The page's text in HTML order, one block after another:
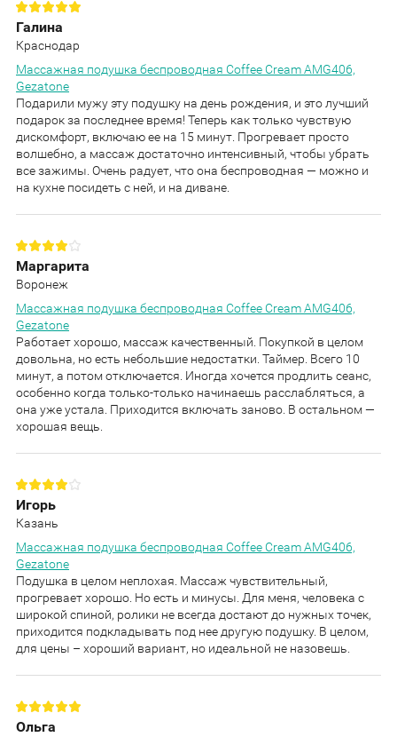
Галина
Краснодар
Массажная подушка беспроводная Coffee Cream AMG406,
Gezatone
Подарили мужу эту подушку на день рождения, и это лучший
подарок за последнее время! Теперь как только чувствую
дискомфорт, включаю ее на 15 минут. Прогревает просто
волшебно, а массаж достаточно интенсивный, чтобы убрать
все зажимы. Очень радует, что она беспроводная — можно и
на кухне посидеть с ней, и на диване.
Маргарита
Воронеж
Массажная подушка беспроводная Coffee Cream AMG406,
Gezatone
Работает хорошо, массаж качественный. Покупкой в целом
довольна, но есть небольшие недостатки. Таймер. Всего 10
минут, а потом отключается. Иногда хочется продлить сеанс,
особенно когда только-только начинаешь расслабляться, а
она уже устала. Приходится включать заново. В остальном —
хорошая вещь.
Игорь
Казань
Массажная подушка беспроводная Coffee Cream AMG406,
Gezatone
Подушка в целом неплохая. Массаж чувствительный,
прогревает хорошо. Но есть и минусы. Для меня, человека с
широкой спиной, ролики не всегда достают до нужных точек,
приходится подкладывать под нее другую подушку. В целом,
для цены – хороший вариант, но идеальной не назовешь.
Ольга